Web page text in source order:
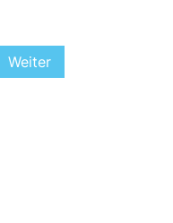
Nächster Beitrag:
Weiter